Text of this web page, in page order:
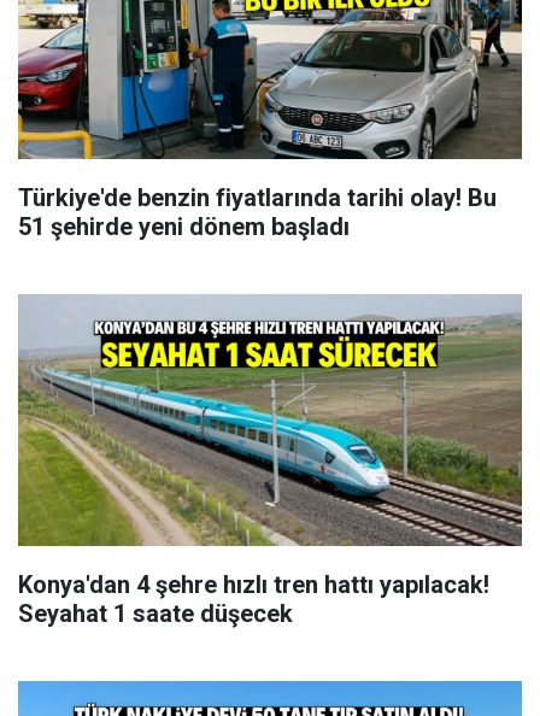
Türkiye'de benzin fiyatlarında tarihi olay! Bu
51 şehirde yeni dönem başladı
Konya'dan 4 şehre hızlı tren hattı yapılacak!
Seyahat 1 saate düşecek